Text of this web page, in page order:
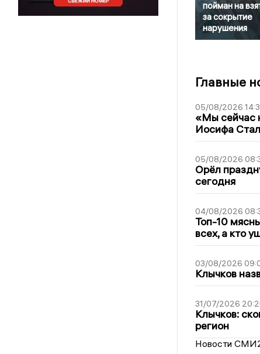
пойман на
за сокрытие
нарушения
Главные
05/08/2026
«Мы сейчас
Иосифа
05/08/2026
Орёл
сегодня
04/08/2026
Топ-10
всех, а кто
03/08/2026
Клычков
31/07/2026
Клычков:
регион
Новости